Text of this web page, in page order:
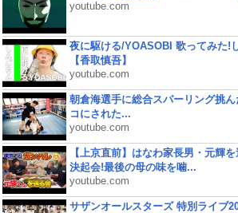
youtube.com
夜に駆ける/YOASOBI 歌ってみた!
【香取慎吾】
youtube.com
朝倉海選手に総合スパーリング挑
コにされた...
youtube.com
【上京直前】はなわ家長男・元輝
決起会!最後の母の味を噛...
youtube.com
サザンオールスターズ 特別ライブ